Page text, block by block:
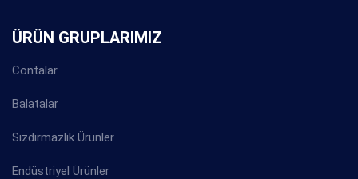
ÜRÜN GRUPLARIMIZ
Contalar
Balatalar
Sızdırmazlık Ürünler
Endüstriyel Ürünler